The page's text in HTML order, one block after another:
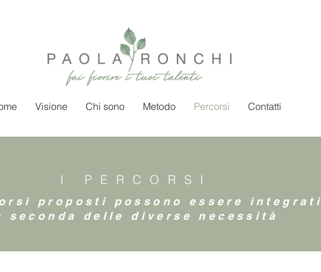
Visione Chi sono Metodo Percorsi Contatti
I PERCORSI
proposti possono essere integrati
seconda delle diverse necessità